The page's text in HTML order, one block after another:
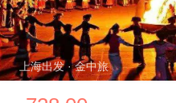
上海出发 ·金中旅